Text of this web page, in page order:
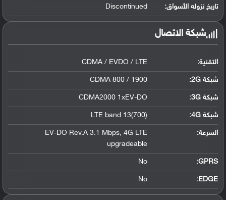
تاريخ نزوله الأسواق: Discontinued
شبكة الاتصال
التقنية: CDMA / EVDO / LTE
شبكة 2G: CDMA 800 / 1900
شبكة 3G :
CDMA2000 1xEV-DO
شبكة 4G :
LTE band 13(700)
السرعة:
EV-DO Rev.A 3.1 Mbps, 4G LTE
upgradeable
GPRS:
No
EDGE:
No